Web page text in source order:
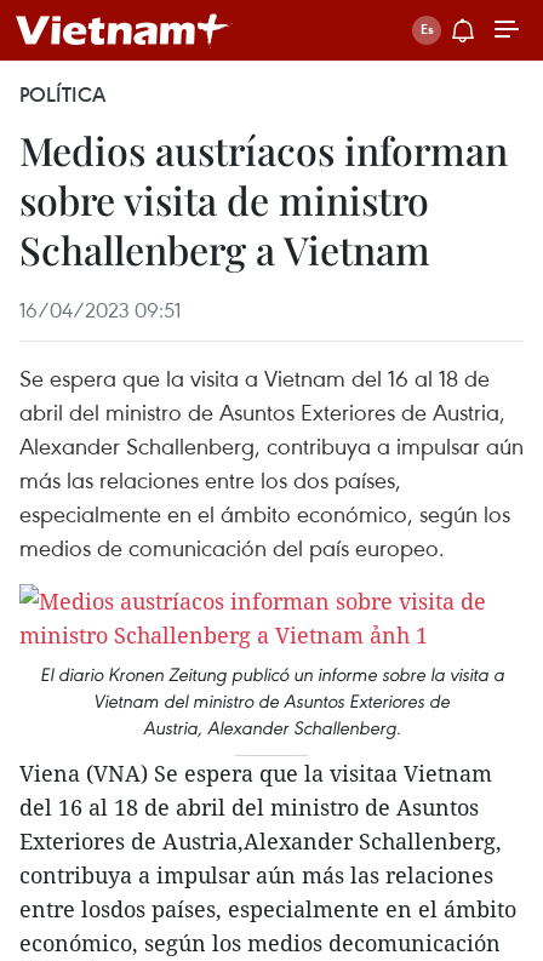
POLÍTICA
Medios austríacos informan
sobre visita de ministro
Schallenberg a Vietnam
16/04/2023 09:51
Se espera que la visita a Vietnam del 16 al 18 de
abril del ministro de Asuntos Exteriores de Austria,
Alexander Schallenberg, contribuya a impulsar aún
más las relaciones entre los dos países,
especialmente en el ámbito económico, según los
medios de comunicación del país europeo.
El diario Kronen Zeitung publicó un informe sobre la visita a
Vietnam del ministro de Asuntos Exteriores de
Austria, Alexander Schallenberg.
Viena (VNA) Se espera que la visitaa Vietnam
del 16 al 18 de abril del ministro de Asuntos
Exteriores de Austria,Alexander Schallenberg,
contribuya a impulsar aún más las relaciones
entre losdos países, especialmente en el ámbito
económico, según los medios decomunicación